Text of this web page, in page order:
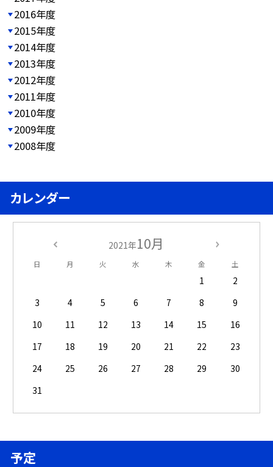
2016年度
2015年度
2014年度
2013年度
2012年度
2011年度
2010年度
2009年度
2008年度
カレンダー
2021年10月
日 月 火 水 木 金 土
1
2
3
4 5 6 7 8
9
10
11 12 13 14 15
16
17
18 19 20 21 22
23
24
25 26 27 28 29
30
31
予定